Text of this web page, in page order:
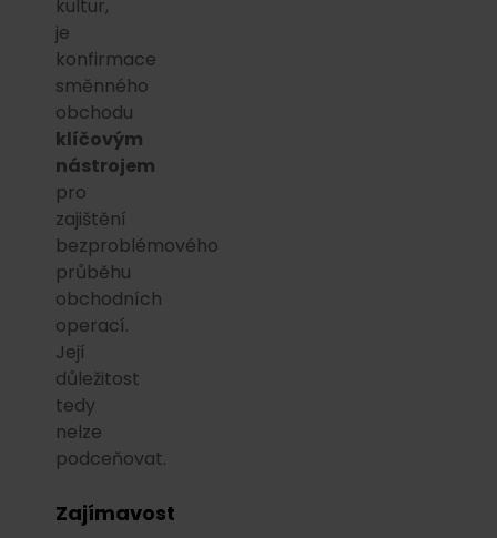
kultur,
je
konfirmace
směnného
obchodu
klíčovým
nástrojem
pro
zajištění
bezproblémového
průběhu
obchodních
operací.
Její
důležitost
tedy
nelze
podceňovat.
Zajímavost